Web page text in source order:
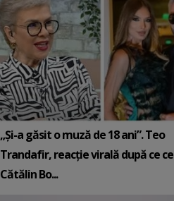
„Și-a găsit o muză de 18 ani”. Teo
Trandafir, reacție virală după ce ce
Cătălin Bo...